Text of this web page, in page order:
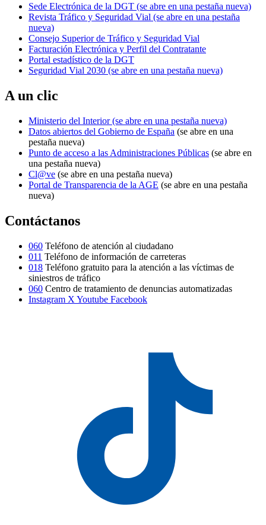
Sede Electrónica de la DGT (se abre en una pestaña nueva)
Revista Tráfico y Seguridad Vial (se abre en una pestaña
nueva)
Consejo Superior de Tráfico y Seguridad Vial
Facturación Electrónica y Perfil del Contratante
Portal estadístico de la DGT
Seguridad Vial 2030 (se abre en una pestaña nueva)
A un clic
Ministerio del Interior(se abre en una pestaña nueva)
Datos abiertos del Gobierno de España (se abre en una
pestaña nueva)
Punto de acceso a las Administraciones Públicas (se abre en
una pestaña nueva)
Cl@ve (se abre en una pestaña nueva)
Portal de Transparencia de la AGE (se abre en una pestaña
nueva)
Contáctanos
060 Teléfono de atención al ciudadano
011 Teléfono de información de carreteras
018 Teléfono gratuito para la atención a las víctimas de
siniestros de tráfico
060 Centro de tratamiento de denuncias automatizadas
Instagram X Youtube Facebook